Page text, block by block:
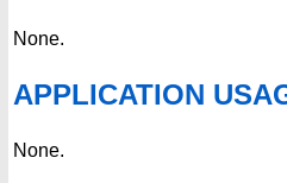
None.
APPLICATION
None.